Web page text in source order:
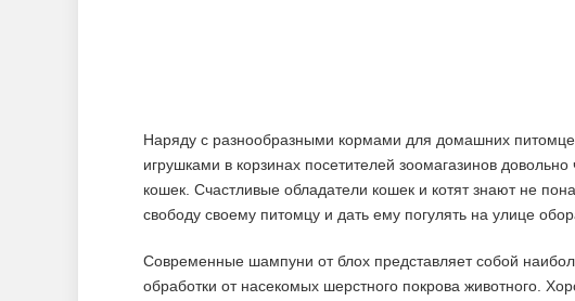
Наряду с разнообразными кормами для домашних
игрушками в корзинах посетителей зоомагазинов
кошек. Счастливые обладатели кошек и котят знают не
свободу своему питомцу и дать ему погулять на улице
Современные шампуни от блох представляет собой
обработки от насекомых шерстного покрова животного.